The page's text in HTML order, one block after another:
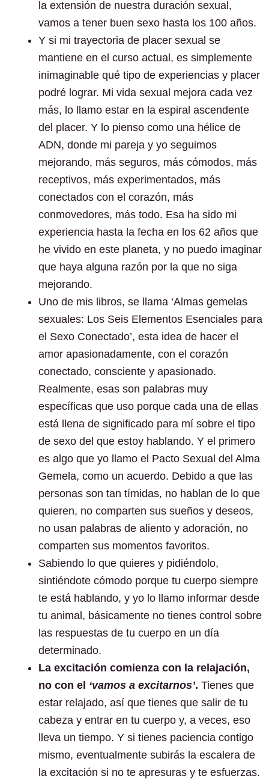
la extensión de nuestra duración sexual,
vamos a tener buen sexo hasta los 100 años.
Y si mi trayectoria de placer sexual se
mantiene en el curso actual, es simplemente
inimaginable qué tipo de experiencias y placer
podré lograr. Mi vida sexual mejora cada vez
más, lo llamo estar en la espiral ascendente
del placer. Y lo pienso como una hélice de
ADN, donde mi pareja y yo seguimos
mejorando, más seguros, más cómodos, más
receptivos, más experimentados, más
conectados con el corazón, más
conmovedores, más todo. Esa ha sido mi
experiencia hasta la fecha en los 62 años que
he vivido en este planeta, y no puedo imaginar
que haya alguna razón por la que no siga
mejorando.
Uno de mis libros, se llama ‘Almas gemelas
sexuales: Los Seis Elementos Esenciales para
el Sexo Conectado’, esta idea de hacer el
amor apasionadamente, con el corazón
conectado, consciente y apasionado.
Realmente, esas son palabras muy
específicas que uso porque cada una de ellas
está llena de significado para mí sobre el tipo
de sexo del que estoy hablando. Y el primero
es algo que yo llamo el Pacto Sexual del Alma
Gemela, como un acuerdo. Debido a que las
personas son tan tímidas, no hablan de lo que
quieren, no comparten sus sueños y deseos,
no usan palabras de aliento y adoración, no
comparten sus momentos favoritos.
Sabiendo lo que quieres y pidiéndolo,
sintiéndote cómodo porque tu cuerpo siempre
te está hablando, y yo lo llamo informar desde
tu animal, básicamente no tienes control sobre
las respuestas de tu cuerpo en un día
determinado.
La excitación comienza con la relajación,
no con el ‘vamos a excitarnos’. Tienes que
estar relajado, así que tienes que salir de tu
cabeza y entrar en tu cuerpo y, a veces, eso
lleva un tiempo. Y si tienes paciencia contigo
mismo, eventualmente subirás la escalera de
la excitación si no te apresuras y te esfuerzas.